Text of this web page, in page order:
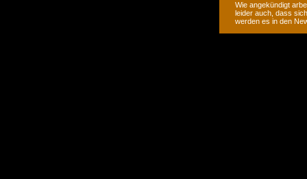
Wie angekündigt
leider auch, dass
werden es in den